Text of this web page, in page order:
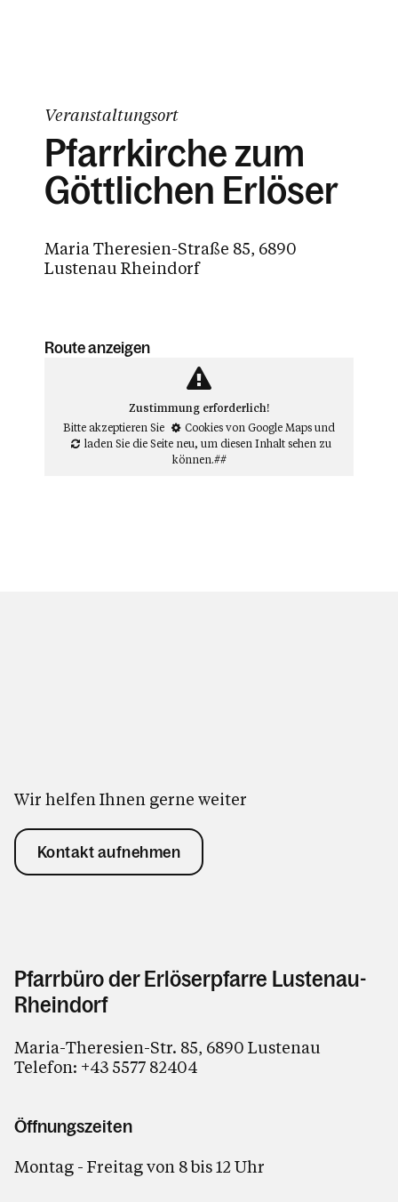
Veranstaltungsort
Pfarrkirche zum
Göttlichen Erlöser
Maria Theresien-Straße 85, 6890
Lustenau Rheindorf
Route anzeigen
Zustimmung erforderlich!
Bitte akzeptieren Sie
Cookies von Google Mapsund
laden Sie die Seite neu, um diesen Inhalt sehen zu
können.##
Wir helfen Ihnen gerne weiter
Kontakt aufnehmen
Pfarrbüro der Erlöserpfarre Lustenau-
Rheindorf
Maria-Theresien-Str. 85, 6890 Lustenau
Telefon: +43 5577 82404
Öffnungszeiten
Montag - Freitag von 8 bis 12 Uhr